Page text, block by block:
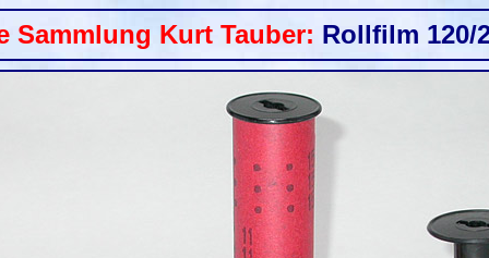
Sammlung Kurt Tauber: Rollfilm 120/